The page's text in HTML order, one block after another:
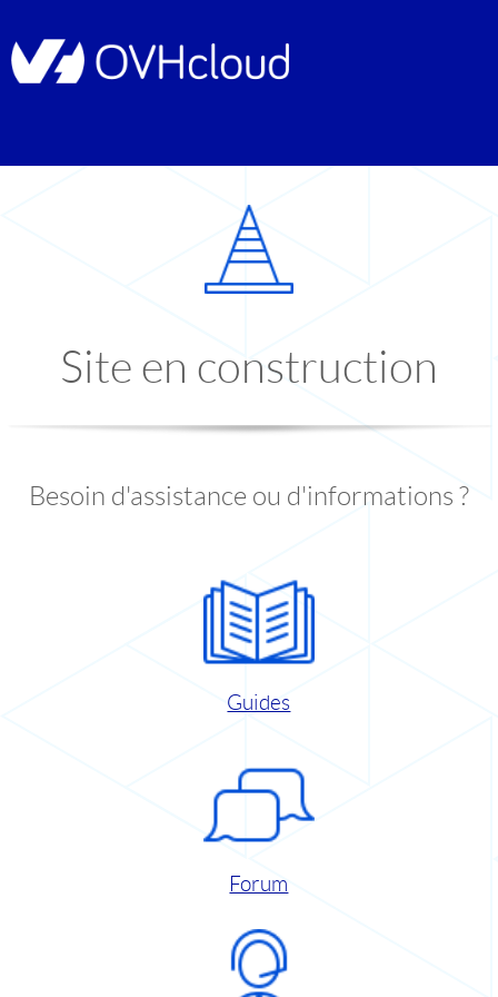
Site en construction
Besoin d'assistance ou d'informations ?
Guides
Forum